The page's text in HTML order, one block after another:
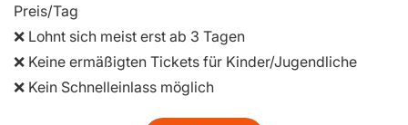
Preis/Tag
❌ Lohnt sich meist erst ab 3 Tagen
❌ Keine ermäßigten Tickets für Kinder/Jugendliche
❌ Kein Schnelleinlass möglich